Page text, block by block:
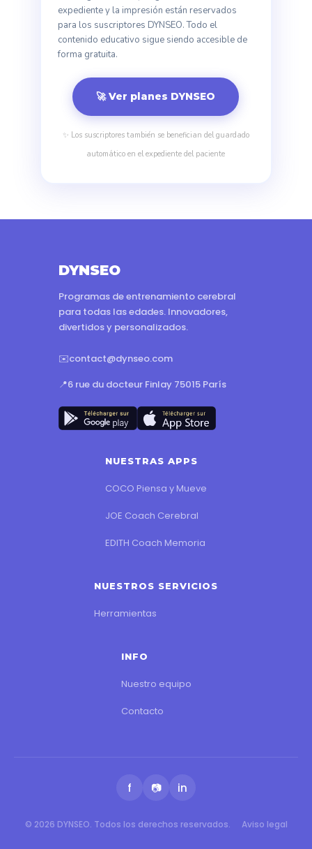
expediente y la impresión están reservados
para los suscriptores DYNSEO. Todo el
contenido educativo sigue siendo accesible de
forma gratuita.
🚀 Ver planes DYNSEO
✨ Los suscriptores también se benefician del guardado
automático en el expediente del paciente
DYNSEO
Programas de entrenamiento cerebral
para todas las edades. Innovadores,
divertidos y personalizados.
✉️contact@dynseo.com
📍6 rue du docteur Finlay 75015 París
NUESTRAS APPS
COCO Piensa y Mueve
JOE Coach Cerebral
EDITH Coach Memoria
NUESTROS SERVICIOS
Herramientas
INFO
Nuestro equipo
Contacto
f 📷 in
© 2026 DYNSEO. Todos los derechos reservados. Aviso legal